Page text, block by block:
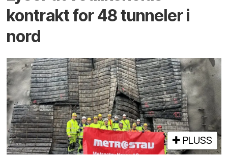
kontrakt for 48 tunneler i
nord
PLUSS